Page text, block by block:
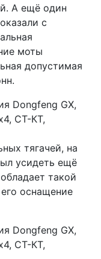
А ещё один
с
моты
допустимая
тягачей, на
усидеть ещё
такой
оснащение